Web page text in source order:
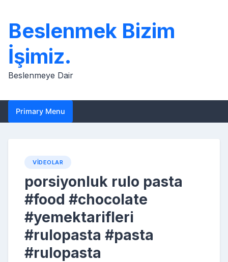
content
Beslenmek Bizim
İşimiz.
Beslenmeye Dair
Primary Menu
VIDEOLAR
porsiyonluk rulo pasta
#food #chocolate
#yemektarifleri
#rulopasta #pasta
#rulopasta